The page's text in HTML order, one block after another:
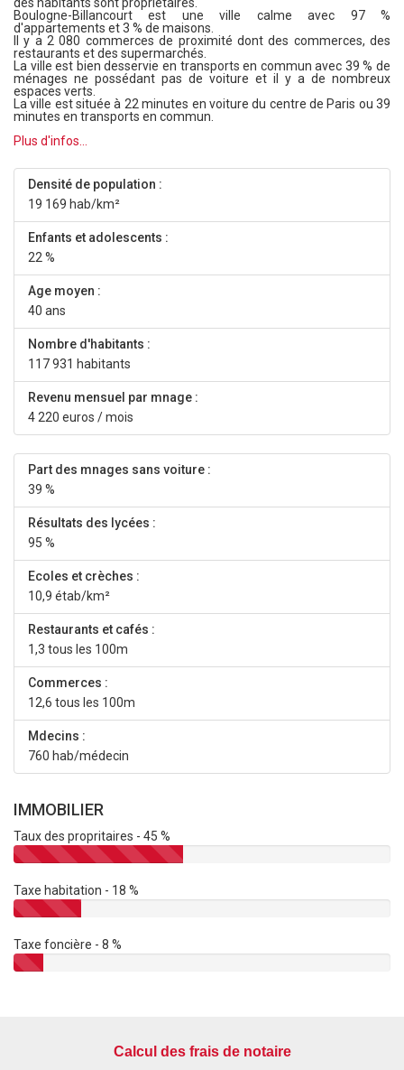
Boulogne-Billancourt est une ville calme avec 97 %
d'appartements et 3 % de maisons.
Il y a 2 080 commerces de proximité dont des commerces, des
restaurants et des supermarchés.
La ville est bien desservie en transports en commun avec 39 % de
ménages ne possédant pas de voiture et il y a de nombreux
espaces verts.
La ville est située à 22 minutes en voiture du centre de Paris ou 39
minutes en transports en commun.
Plus d'infos...
Densité de population :
19 169 hab/km²
Enfants et adolescents :
22 %
Age moyen :
40 ans
Nombre d'habitants :
117 931 habitants
Revenu mensuel par mnage :
4 220 euros / mois
Part des mnages sans voiture :
39 %
Résultats des lycées :
95 %
Ecoles et crèches :
10,9 étab/km²
Restaurants et cafés :
1,3 tous les 100m
Commerces :
12,6 tous les 100m
Mdecins :
760 hab/médecin
IMMOBILIER
Taux des propritaires - 45 %
Taxe habitation - 18 %
Taxe foncière - 8 %
Calcul des frais de notaire